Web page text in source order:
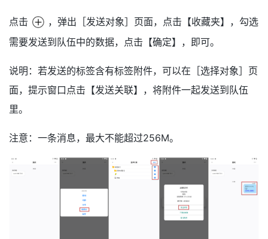
点击
，弹出［发送对象］页面，点击【收藏夹】，勾选
需要发送到队伍中的数据，点击【确定】，即可。
说明：若发送的标签含有标签附件，可以在［选择对象］页
面，提示窗口点击【发送关联】，将附件一起发送到队伍
里。
注意：一条消息，最大不能超过256M。